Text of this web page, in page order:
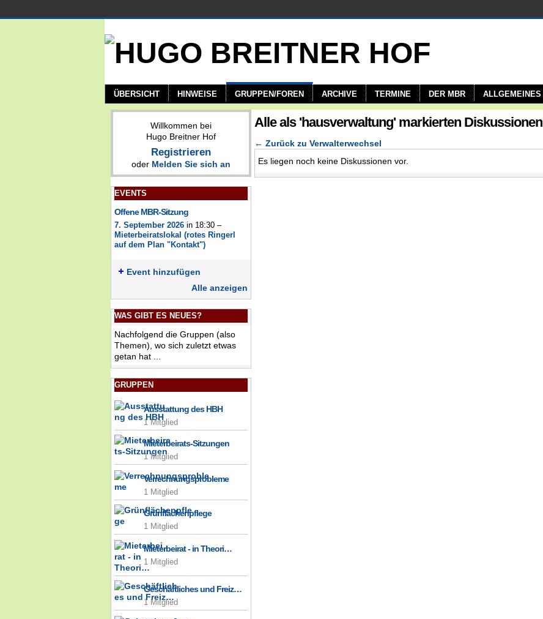
ÜBERSICHT HINWEISE GRUPPEN/FOREN ARCHIVE TERMINE DER MBR ALLGEMEINES
Willkommen bei
Hugo Breitner Hof
Registrieren
oder Melden Sie sich an
EVENTS
Offene MBR-Sitzung
7. September 2026 in 18:30 –
Mieterbeiratslokal (rotes Ringerl
auf dem Plan "Kontakt")
Event hinzufügen
Alle anzeigen
WAS GIBT ES NEUES?
Nachfolgend die Gruppen (also
Themen), wo sich zuletzt etwas
getan hat ...
GRUPPEN
Ausstattung des HBH
1 Mitglied
Mieterbeirats-Sitzungen
1 Mitglied
Verrechnungsprobleme
1 Mitglied
Grünflächenpflege
1 Mitglied
Mieterbeirat - in Theori…
1 Mitglied
Geschäftliches und Freiz…
1 Mitglied
Alle als 'hausverwaltung' markierten Diskussionen
← Zurück zu Verwalterwechsel
Es liegen noch keine Diskussionen vor.